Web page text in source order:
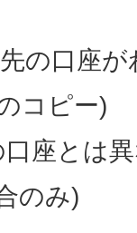
の口座
コピー)
座とは
のみ)